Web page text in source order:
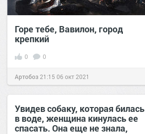
Горе тебе, Вавилон, город
крепкий
0 0
Артобоз 21:15 06 окт 2021
Увидев собаку, которая билась
в воде, женщина кинулась ее
спасать. Она еще не знала,